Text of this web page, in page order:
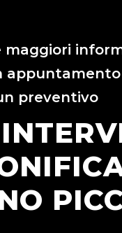
maggiori
preventivo